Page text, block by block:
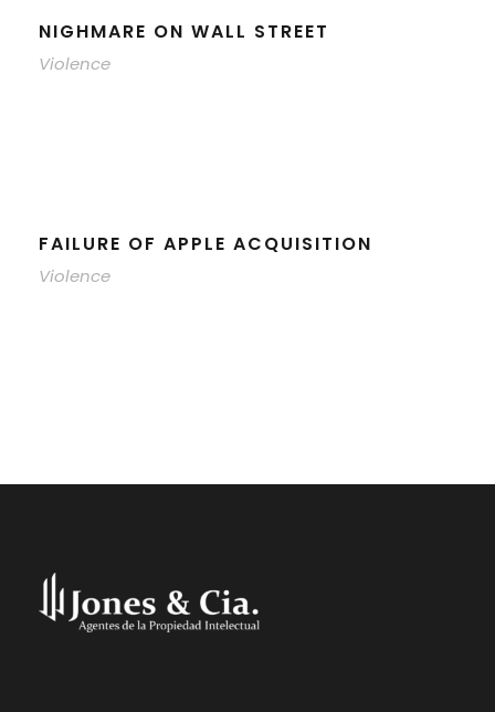
NIGHMARE ON WALL STREET
Violence
FAILURE OF APPLE ACQUISITION
Violence